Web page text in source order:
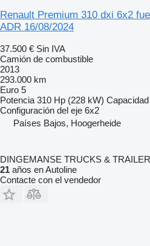
Renault Premium 310 dxi 6x2
ADR 16/08/2024
37.500 € Sin IVA
Camión de combustible
2013
293.000 km
Euro 5
Potencia 310 Hp (228 kW)
Configuración del eje 6x2
Países Bajos, Hoogerheide
DINGEMANSE TRUCKS &
21 años en Autoline
Contacte con el vendedor